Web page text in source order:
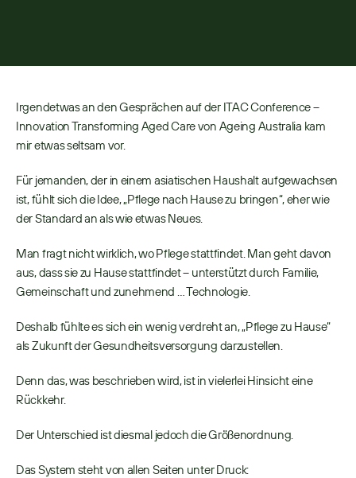
Irgendetwas an den Gesprächen auf der ITAC Conference –
Innovation Transforming Aged Care von Ageing Australia kam
mir etwas seltsam vor.
Für jemanden, der in einem asiatischen Haushalt aufgewachsen
ist, fühlt sich die Idee, „Pflege nach Hause zu bringen“, eher wie
der Standard an als wie etwas Neues.
Man fragt nicht wirklich, wo Pflege stattfindet. Man geht davon
aus, dass sie zu Hause stattfindet – unterstützt durch Familie,
Gemeinschaft und zunehmend … Technologie.
Deshalb fühlte es sich ein wenig verdreht an, „Pflege zu Hause“
als Zukunft der Gesundheitsversorgung darzustellen.
Denn das, was beschrieben wird, ist in vielerlei Hinsicht eine
Rückkehr.
Der Unterschied ist diesmal jedoch die Größenordnung.
Das System steht von allen Seiten unter Druck: